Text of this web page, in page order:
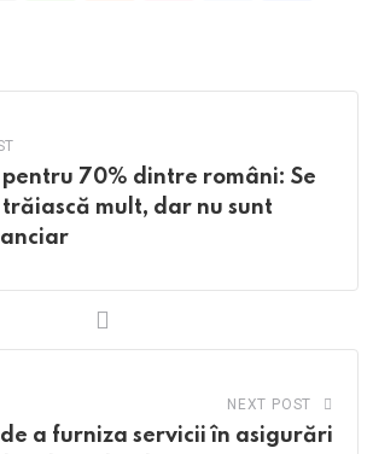
70% dintre români: Se
mult, dar nu sunt
NEXT POST
a furniza servicii în asigurări